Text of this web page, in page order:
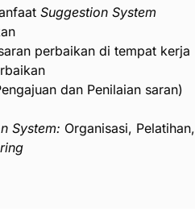
Suggestion System
perbaikan di tempat kerja
dan Penilaian saran)
System: Organisasi, Pelatihan,